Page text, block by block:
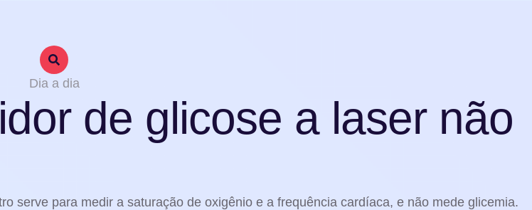
Dia a dia
de glicose a laser não
serve para medir a saturação de oxigênio e a frequência cardíaca, e não mede glicemia.